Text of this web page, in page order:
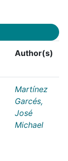
Author(s)
Martínez
Garcés,
José
Michael